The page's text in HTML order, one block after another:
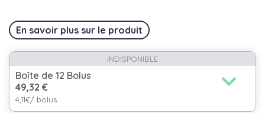
En savoir plus sur le produit
INDISPONIBLE
Boîte de 12 Bolus
49,32 €
4,11€/ bolus
expand_more